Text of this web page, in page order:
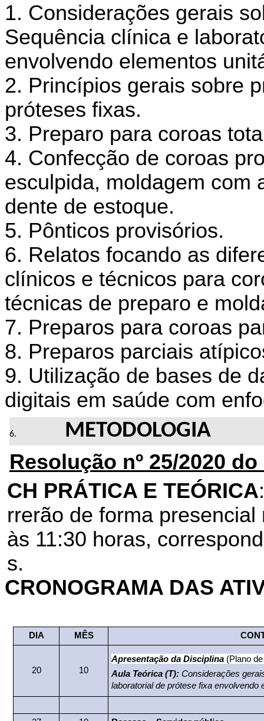
1. Considerações gerais
Sequência clínica e
envolvendo elementos
2. Princípios gerais sobre
próteses fixas.
3. Preparo para coroas
4. Confecção de coroas
esculpida, moldagem com
dente de estoque.
5. Pônticos provisórios.
6. Relatos focando as
clínicos e técnicos para
técnicas de preparo e
7. Preparos para coroas
8. Preparos parciais
9. Utilização de bases de
digitais em saúde com
METODOLOGIA
Resolução nº 25/2020
CH PRÁTICA E TEÓRICA
rrerão de forma
às 11:30 horas,
s.
CRONOGRAMA DAS
DIA MÊS
20 10
Apresentação da Disciplina (Plano
Aula Teórica (T): Considerações
laboratorial de prótese fixa envolvendo